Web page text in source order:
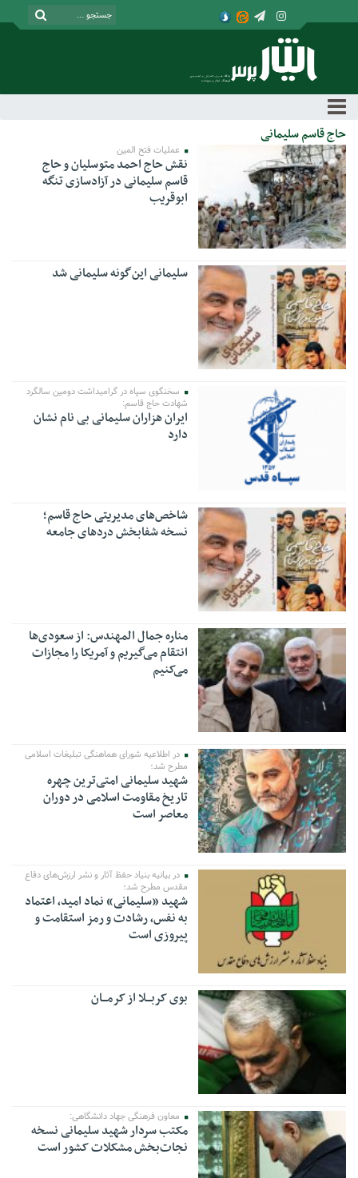
حاج قاسم سلیمانی
عملیات فتح المین
نقش حاج احمد متوسلیان و حاج
قاسم سلیمانی در آزادسازی تنگه
ابوقریب
سلیمانی این‌گونه سلیمانی شد
سخنگوی سپاه در گرامیداشت دومین سالگرد
شهادت حاج قاسم:
ایران هزاران سلیمانی بی نام نشان
دارد
شاخص‌های مدیریتی حاج قاسم؛
نسخه شفابخش درد‌های جامعه
مناره جمال المهندس: از سعودی‌ها
انتقام می‌گیریم و آمریکا را مجازات
می‌کنیم
در اطلاعیه شورای هماهنگی تبلیغات اسلامی
مطرح شد؛
شهید سلیمانی امتی‌ترین چهره
تاریخ مقاومت اسلامی در دوران
معاصر است
در بیانیه بنیاد حفظ آثار و نشر ارزش‌های دفاع
مقدس مطرح شد؛
شهید «سلیمانی» نماد امید، اعتماد
به نفس، رشادت و رمز استقامت و
پیروزی است
بوی کربـــلا از کرمـــان
معاون فرهنگی جهاد دانشگاهی:
مکتب سردار شهید سلیمانی نسخه
نجات‌بخش مشکلات کشور است